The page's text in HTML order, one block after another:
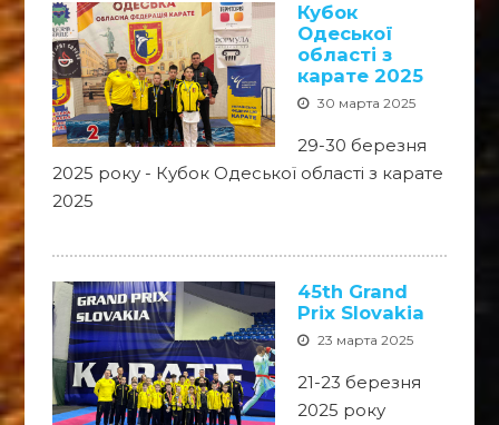
Кубок
Одеської
області з
карате 2025
30 марта 2025
29-30 березня
2025 року - Кубок Одеської області з карате
2025
45th Grand
Prix Slovakia
23 марта 2025
21-23 березня
2025 року